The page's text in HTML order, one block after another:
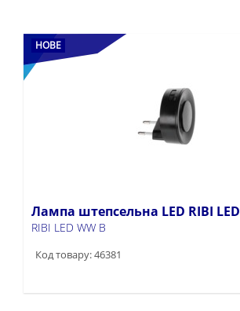
НОВЕ
Лампа штепсельна LED RIBI LED
RIBI LED WW B
Код товару: 46381